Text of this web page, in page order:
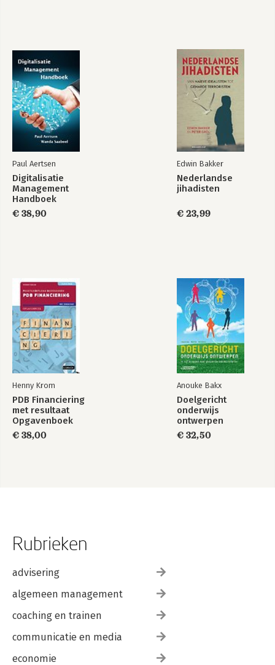
Paul Aertsen
Digitalisatie
Management
Handboek
€ 38,90
Edwin Bakker
Nederlandse
jihadisten
€ 23,99
Henny Krom
PDB Financiering
met resultaat
Opgavenboek
€ 38,00
Anouke Bakx
Doelgericht
onderwijs
ontwerpen
€ 32,50
Rubrieken
advisering
algemeen management
coaching en trainen
communicatie en media
economie